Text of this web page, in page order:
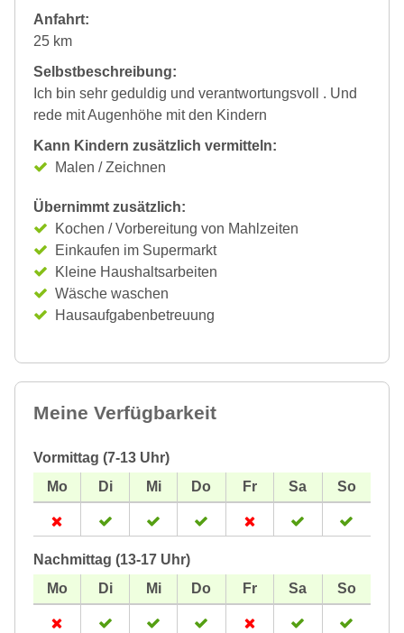
Anfahrt:
25 km
Selbstbeschreibung:
Ich bin sehr geduldig und verantwortungsvoll . Und
rede mit Augenhöhe mit den Kindern
Kann Kindern zusätzlich vermitteln:
Malen / Zeichnen
Übernimmt zusätzlich:
Kochen / Vorbereitung von Mahlzeiten
Einkaufen im Supermarkt
Kleine Haushaltsarbeiten
Wäsche waschen
Hausaufgabenbetreuung
Meine Verfügbarkeit
Vormittag (7-13 Uhr)
Nachmittag (13-17 Uhr)